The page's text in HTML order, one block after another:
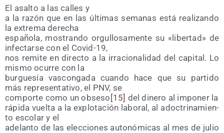
El asal­to a las calles y
a la razón que en las últi­mas sema­nas está rea­li­zan­do
la extre­ma derecha
espa­ño­la, mos­tran­do orgu­llo­sa­men­te su «liber­tad» de
infec­tar­se con el Covid-19,
nos remi­te en direc­to a la irra­cio­na­li­dad del capi­tal. Lo
mis­mo ocu­rre con la
bur­gue­sía vas­con­ga­da cuan­do hace que su par­ti­do
más repre­sen­ta­ti­vo, el PNV, se
com­por­te como un obse­so [15] del dine­ro al impo­ner la
rápi­da vuel­ta a la explo­ta­ción labo­ral, al adoc­tri­na­mien­
to esco­lar y el
ade­lan­to de las elec­cio­nes auto­nó­mi­cas al mes de julio